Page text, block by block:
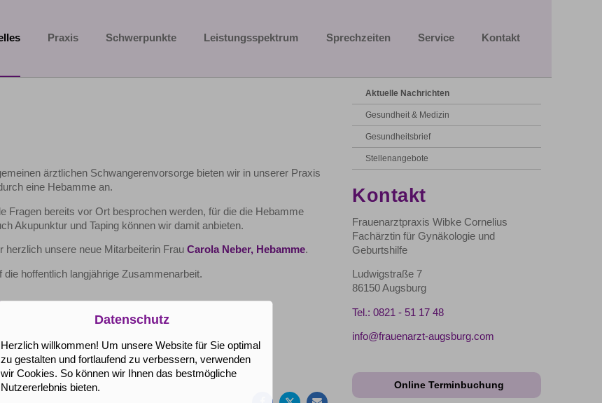
Praxis Schwerpunkte Leistungsspektrum Sprechzeiten Service Kontakt
ärztlichen Schwangerenvorsorge bieten wir in unserer Praxis
eine Hebamme an.
Fragen bereits vor Ort besprochen werden, für die die Hebamme
Akupunktur und Taping können wir damit anbieten.
herzlich unsere neue Mitarbeiterin Frau Carola Neber, Hebamme.
die hoffentlich langjährige Zusammenarbeit.
teilen
teilen
empfehlen
Aktuelle Nachrichten
Gesundheit & Medizin
Gesundheitsbrief
Stellenangebote
Kontakt
Frauenarztpraxis Wibke Cornelius
Fachärztin für Gynäkologie und
Geburtshilfe
Ludwigstraße 7
86150 Augsburg
Tel.: 0821 - 51 17 48
info@frauenarzt-augsburg.com
Online Terminbuchung
Datenschutz
Herzlich willkommen! Um unsere Website für Sie optimal
zu gestalten und fortlaufend zu verbessern, verwenden
wir Cookies. So können wir Ihnen das bestmögliche
Nutzererlebnis bieten.